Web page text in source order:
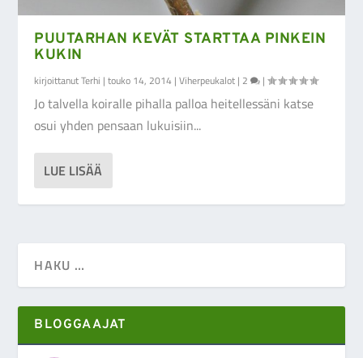
PUUTARHAN KEVÄT STARTTAA PINKEIN
KUKIN
kirjoittanutTerhi |touko 14, 2014 |Viherpeukalot | 2 |
Jo talvella koiralle pihalla palloa heitellessäni katse
osui yhden pensaan lukuisiin...
LUE LISÄÄ
BLOGGAAJAT